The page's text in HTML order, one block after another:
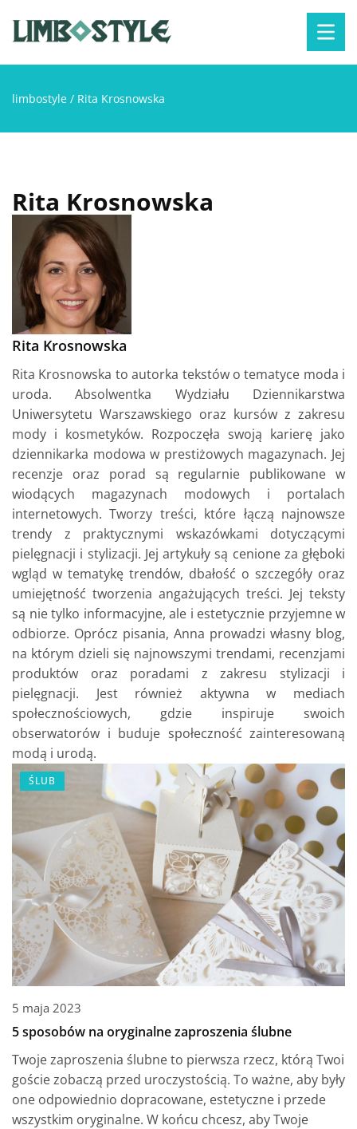
limbostyle / Rita Krosnowska
Rita Krosnowska
Rita Krosnowska
Rita Krosnowska to autorka tekstów o tematyce moda i
uroda. Absolwentka Wydziału Dziennikarstwa
Uniwersytetu Warszawskiego oraz kursów z zakresu
mody i kosmetyków. Rozpoczęła swoją karierę jako
dziennikarka modowa w prestiżowych magazynach. Jej
recenzje oraz porad są regularnie publikowane w
wiodących magazynach modowych i portalach
internetowych. Tworzy treści, które łączą najnowsze
trendy z praktycznymi wskazówkami dotyczącymi
pielęgnacji i stylizacji. Jej artykuły są cenione za głęboki
wgląd w tematykę trendów, dbałość o szczegóły oraz
umiejętność tworzenia angażujących treści. Jej teksty
są nie tylko informacyjne, ale i estetycznie przyjemne w
odbiorze. Oprócz pisania, Anna prowadzi własny blog,
na którym dzieli się najnowszymi trendami, recenzjami
produktów oraz poradami z zakresu stylizacji i
pielęgnacji. Jest również aktywna w mediach
społecznościowych, gdzie inspiruje swoich
obserwatorów i buduje społeczność zainteresowaną
modą i urodą.
ŚLUB
5 maja 2023
5 sposobów na oryginalne zaproszenia ślubne
Twoje zaproszenia ślubne to pierwsza rzecz, którą Twoi
goście zobaczą przed uroczystością. To ważne, aby były
one odpowiednio dopracowane, estetyczne i przede
wszystkim oryginalne. W końcu chcesz, aby Twoje